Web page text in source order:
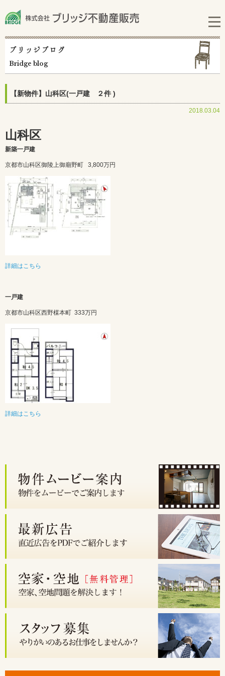
ブリッジブログ
Bridge blog
【新物件】山科区(一戸建 ２件 )
2018.03.04
山科区
新築一戸建
京都市山科区御陵上御廟野町 3,800万円
詳細はこちら
一戸建
京都市山科区西野楳本町 333万円
詳細はこちら